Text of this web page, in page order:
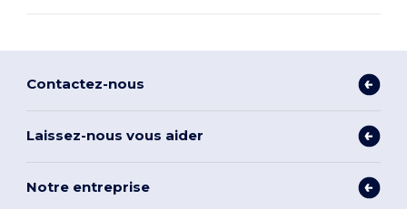
Contactez-nous
Laissez-nous vous aider
Notre entreprise